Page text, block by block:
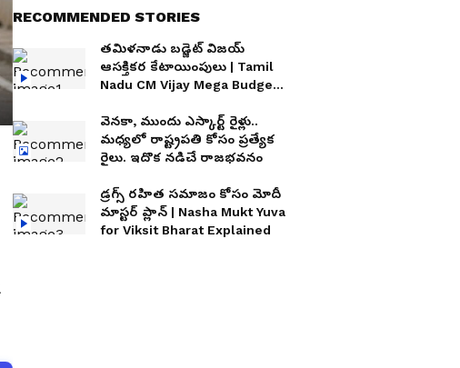
RECOMMENDED STORIES
తమిళనాడు బడ్జెట్ విజయ్
ఆసక్తికర కేటాయింపులు | Tamil
Nadu CM Vijay Mega Budget
వెనకా, ముందు ఎస్కార్ట్ రైళ్లు..
మధ్యలో రాష్ట్రపతి కోసం ప్రత్యేక
రైలు. ఇదొక న‌డిచే రాజ‌భ‌వ‌నం
డ్రగ్స్ రహిత సమాజం కోసం మోదీ
మాస్టర్ ప్లాన్ | Nasha Mukt Yuva
for Viksit Bharat Explained